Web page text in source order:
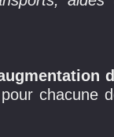
chacune